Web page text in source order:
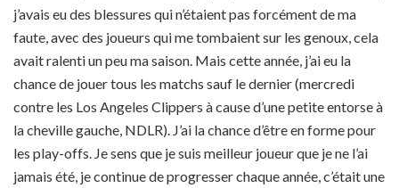
j’avais eu des blessures qui n’étaient pas forcément de ma
faute, avec des joueurs qui me tombaient sur les genoux, cela
avait ralenti un peu ma saison. Mais cette année, j’ai eu la
chance de jouer tous les matchs sauf le dernier (mercredi
contre les Los Angeles Clippers à cause d’une petite entorse à
la cheville gauche, NDLR). J’ai la chance d’être en forme pour
les play-offs. Je sens que je suis meilleur joueur que je ne l’ai
jamais été, je continue de progresser chaque année, c’était une